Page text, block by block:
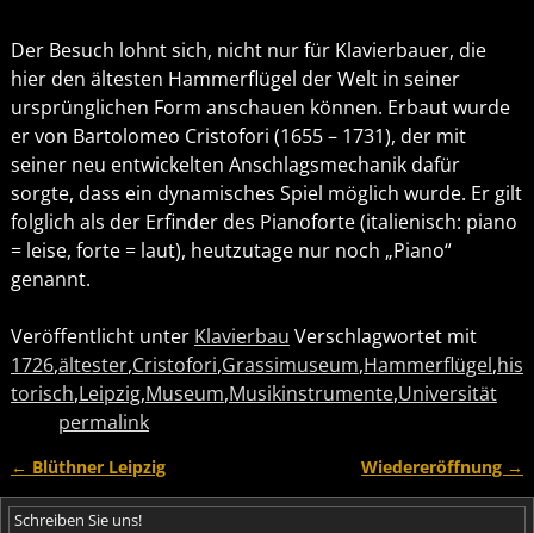
Der Besuch lohnt sich, nicht nur für Klavierbauer, die
hier den ältesten Hammerflügel der Welt in seiner
ursprünglichen Form anschauen können. Erbaut wurde
er von Bartolomeo Cristofori (1655 – 1731), der mit
seiner neu entwickelten Anschlagsmechanik dafür
sorgte, dass ein dynamisches Spiel möglich wurde. Er gilt
folglich als der Erfinder des Pianoforte (italienisch: piano
= leise, forte = laut), heutzutage nur noch „Piano“
genannt.
Veröffentlicht unter Klavierbau Verschlagwortet mit
1726,ältester,Cristofori,Grassimuseum,Hammerflügel,his
torisch,Leipzig,Museum,Musikinstrumente,Universität
permalink
Artikelnavigation
← Blüthner Leipzig Wiedereröffnung →
Schreiben Sie uns!